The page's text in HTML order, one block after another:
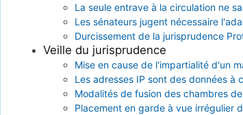
La seule entrave à la circulation ne
Les sénateurs jugent nécessaire
Durcissement de la jurisprudence
Veille du jurisprudence
Mise en cause de l'impartialité d'un
Les adresses IP sont des données à
Modalités de fusion des chambres
Placement en garde à vue irrégulier